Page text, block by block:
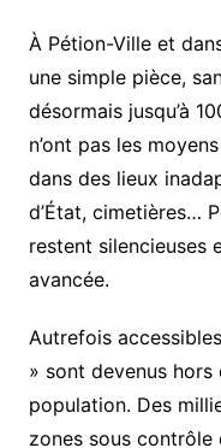
À Pétion-Ville et
une simple pièce,
désormais jusqu’à
n’ont pas les
dans des lieux
d’État, cimetières…
restent silencieuses
avancée.
Autrefois
» sont devenus
population. Des
zones sous contrôle